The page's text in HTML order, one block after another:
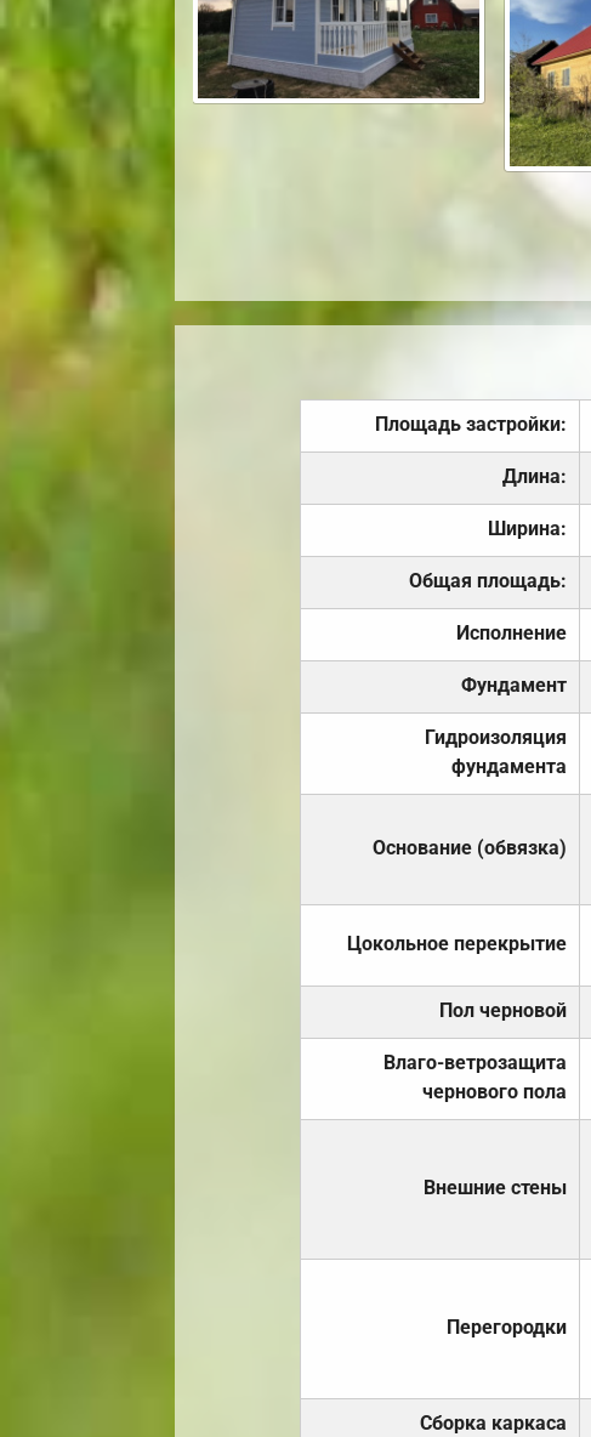
Площадь застройки:
Длина:
Ширина:
Общая площадь:
Исполнение
Фундамент
Гидроизоляция
фундамента
Основание (обвязка)
Цокольное перекрытие
Пол черновой
Влаго-ветрозащита
чернового пола
Внешние стены
Перегородки
Сборка каркаса